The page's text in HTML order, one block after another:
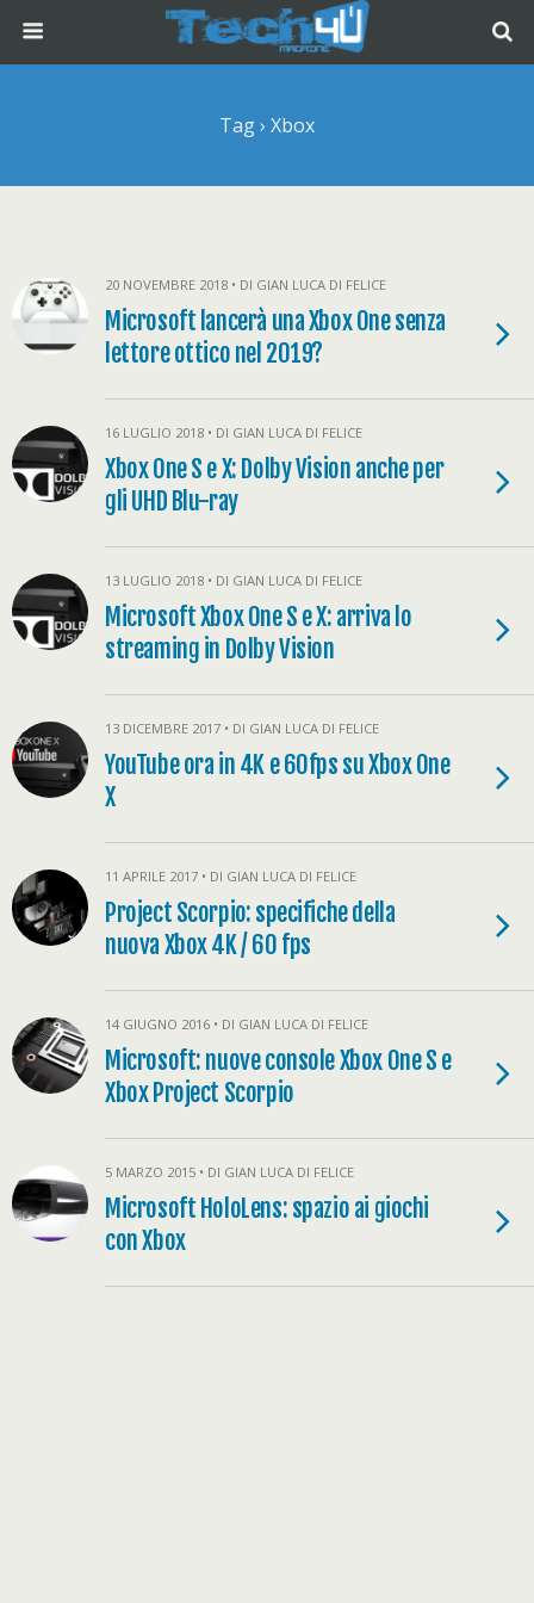
Tag › Xbox
20 NOVEMBRE 2018 • DI GIAN LUCA DI FELICE
Microsoft lancerà una Xbox One senza
lettore ottico nel 2019?
16 LUGLIO 2018 • DI GIAN LUCA DI FELICE
Xbox One S e X: Dolby Vision anche per
gli UHD Blu-ray
13 LUGLIO 2018 • DI GIAN LUCA DI FELICE
Microsoft Xbox One S e X: arriva lo
streaming in Dolby Vision
13 DICEMBRE 2017 • DI GIAN LUCA DI FELICE
YouTube ora in 4K e 60fps su Xbox One
X
11 APRILE 2017 • DI GIAN LUCA DI FELICE
Project Scorpio: specifiche della
nuova Xbox 4K / 60 fps
14 GIUGNO 2016 • DI GIAN LUCA DI FELICE
Microsoft: nuove console Xbox One S e
Xbox Project Scorpio
5 MARZO 2015 • DI GIAN LUCA DI FELICE
Microsoft HoloLens: spazio ai giochi
con Xbox